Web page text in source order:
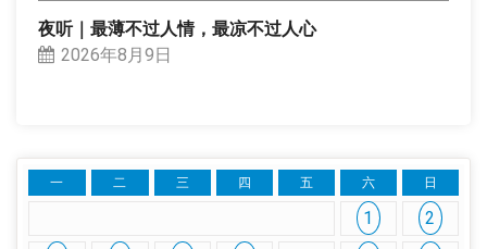
夜听｜最薄不过人情，最凉不过人心
2026年8月9日
一 二 三 四 五 六 日
1
2